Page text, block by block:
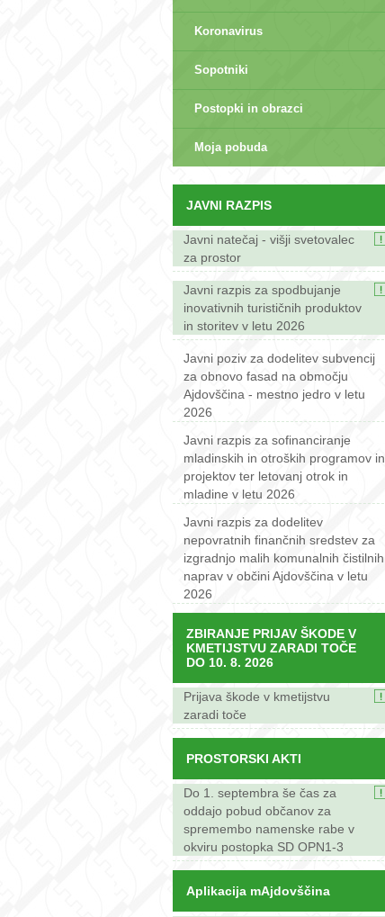
Koronavirus
Sopotniki
Postopki in obrazci
Moja pobuda
JAVNI RAZPIS
Javni natečaj - višji svetovalec
za prostor
Javni razpis za spodbujanje
inovativnih turističnih produktov
in storitev v letu 2026
Javni poziv za dodelitev subvencij
za obnovo fasad na območju
Ajdovščina - mestno jedro v letu
2026
Javni razpis za sofinanciranje
mladinskih in otroških programov in
projektov ter letovanj otrok in
mladine v letu 2026
Javni razpis za dodelitev
nepovratnih finančnih sredstev za
izgradnjo malih komunalnih čistilnih
naprav v občini Ajdovščina v letu
2026
ZBIRANJE PRIJAV ŠKODE V
KMETIJSTVU ZARADI TOČE
DO 10. 8. 2026
Prijava škode v kmetijstvu
zaradi toče
PROSTORSKI AKTI
Do 1. septembra še čas za
oddajo pobud občanov za
spremembo namenske rabe v
okviru postopka SD OPN1-3
Aplikacija mAjdovščina